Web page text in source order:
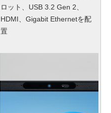
ロット、USB 3.2 Gen 2、
HDMI、Gigabit Ethernetを配
置